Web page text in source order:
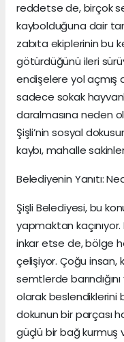
reddetse de, birçok
kaybolduğuna dair
zabıta ekiplerinin bu
götürdüğünü ileri
endişelere yol açmış
sadece sokak
daralmasına neden
Şişli’nin sosyal
kaybı, mahalle
Belediyenin Yanıtı:
Şişli Belediyesi, bu
yapmaktan kaçınıyor.
inkar etse de, bölge
çelişiyor. Çoğu
semtlerde
olarak beslendiklerini
dokunun bir parçası
güçlü bir bağ kurmuş